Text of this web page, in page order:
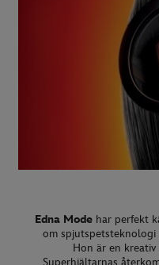
Edna Mode har perfekt
om
Hon är en
Superhjältarnas